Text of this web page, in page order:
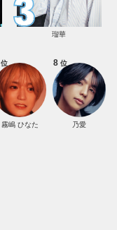
瑠華
位
霧嶋 ひなた
8位
乃愛